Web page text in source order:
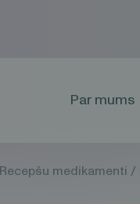
Par mums
Recepšu medikamenti /